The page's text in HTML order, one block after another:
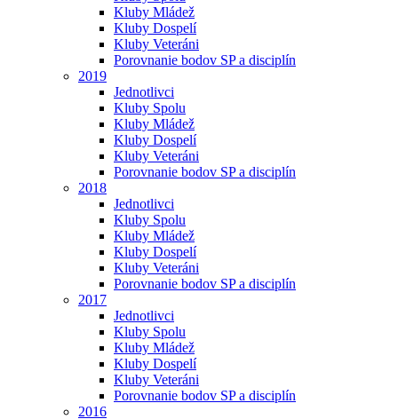
Kluby Mládež
Kluby Dospelí
Kluby Veteráni
Porovnanie bodov SP a disciplín
2019
Jednotlivci
Kluby Spolu
Kluby Mládež
Kluby Dospelí
Kluby Veteráni
Porovnanie bodov SP a disciplín
2018
Jednotlivci
Kluby Spolu
Kluby Mládež
Kluby Dospelí
Kluby Veteráni
Porovnanie bodov SP a disciplín
2017
Jednotlivci
Kluby Spolu
Kluby Mládež
Kluby Dospelí
Kluby Veteráni
Porovnanie bodov SP a disciplín
2016